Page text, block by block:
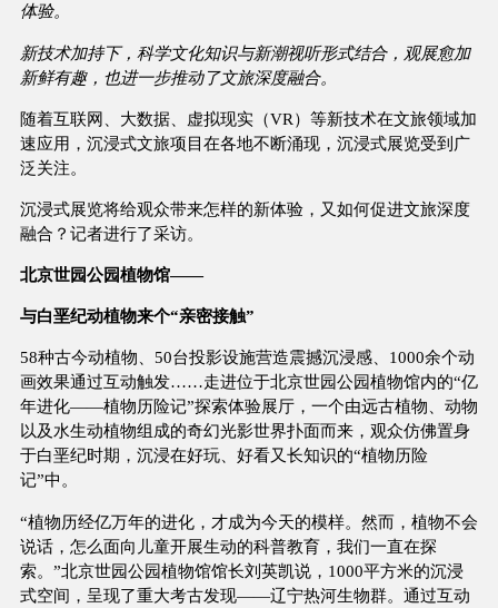
体验。
新技术加持下，科学文化知识与新潮视听形式结合，观展愈加
新鲜有趣，也进一步推动了文旅深度融合。
随着互联网、大数据、虚拟现实（VR）等新技术在文旅领域加
速应用，沉浸式文旅项目在各地不断涌现，沉浸式展览受到广
泛关注。
沉浸式展览将给观众带来怎样的新体验，又如何促进文旅深度
融合？记者进行了采访。
北京世园公园植物馆——
与白垩纪动植物来个“亲密接触”
58种古今动植物、50台投影设施营造震撼沉浸感、1000余个动
画效果通过互动触发……走进位于北京世园公园植物馆内的“亿
年进化——植物历险记”探索体验展厅，一个由远古植物、动物
以及水生动植物组成的奇幻光影世界扑面而来，观众仿佛置身
于白垩纪时期，沉浸在好玩、好看又长知识的“植物历险
记”中。
“植物历经亿万年的进化，才成为今天的模样。然而，植物不会
说话，怎么面向儿童开展生动的科普教育，我们一直在探
索。”北京世园公园植物馆馆长刘英凯说，1000平方米的沉浸
式空间，呈现了重大考古发现——辽宁热河生物群。通过互动